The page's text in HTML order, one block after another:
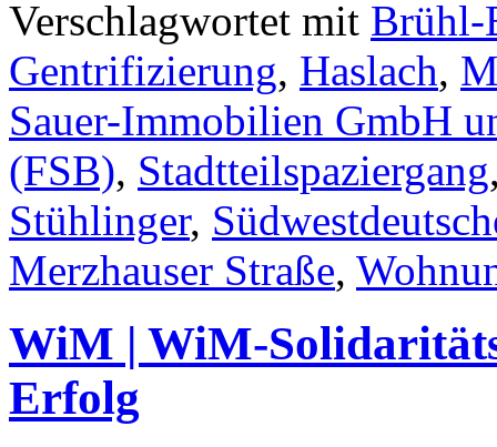
Verschlagwortet mit Brühl-
Gentrifizierung, Haslach,
Sauer-Immobilien GmbH
(FSB), Stadtteilspaziergang
Stühlinger,
Merzhauser Straße,
WiM | WiM-
Erfolg